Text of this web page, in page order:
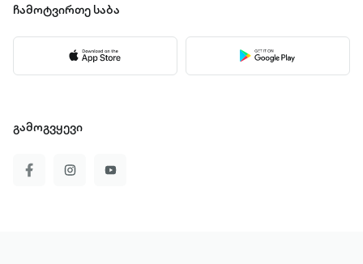
ჩამოტვირთე საბა
გამოგვყევი